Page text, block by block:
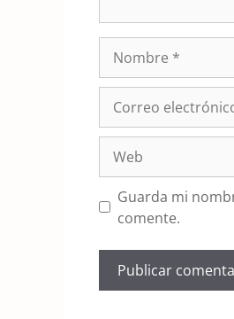
Nombre
electrónico
Guarda mi
comente.